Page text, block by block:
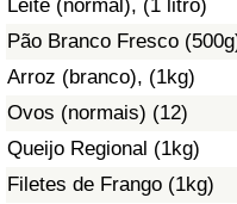
Leite (normal), (1 litro)
Pão Branco Fresco
Arroz (branco), (1kg)
Ovos (normais) (12)
Queijo Regional (1kg)
Filetes de Frango (1kg)
Indicador de Saúde
Indicador de Saúde por
Poluição